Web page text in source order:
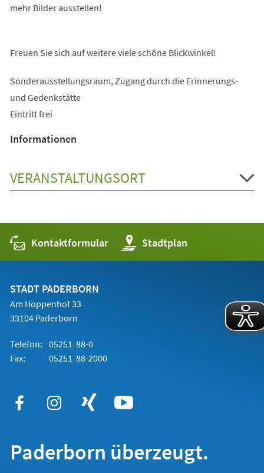
mehr Bilder ausstellen!
Freuen Sie sich auf weitere viele schöne Blickwinkel!
Sonderausstellungsraum, Zugang durch die Erinnerungs-
und Gedenkstätte
Eintritt frei
Informationen
VERANSTALTUNGSORT
Kontaktformular Stadtplan
(Öffnet
in
einem
STADT PADERBORN
Am Hoppenhof 33
33104 Paderborn
Telefon: 05251 88-0
Fax:
05251 88-2000
Paderborn überzeugt.